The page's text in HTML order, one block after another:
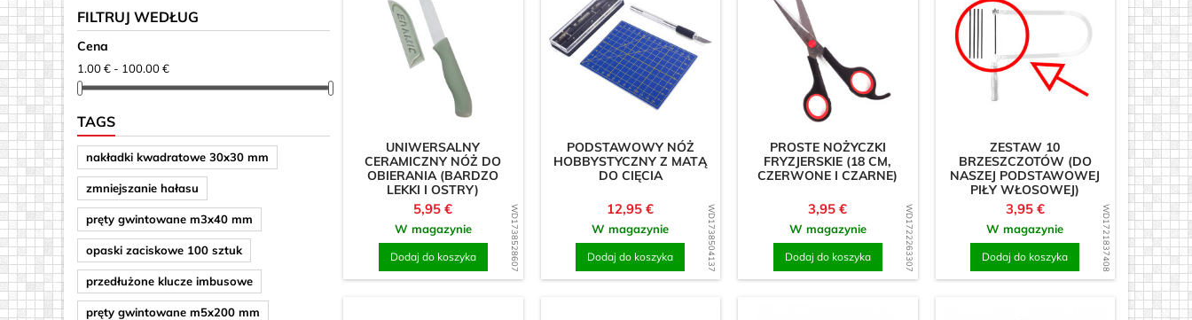
Materiał arkuszowy 3 mm
Materiał arkuszowy 8 mm
Strzałki
Magnesy
Haczyki magnetyczne
Kwadrat/Prostokąt
FILTRUJ WEDŁUG
Cena
1.00 € - 100.00 €
TAGS
nakładki kwadratowe 30x30 mm
zmniejszanie hałasu
pręty gwintowane m3x40 mm
opaski zaciskowe 100 sztuk
przedłużone klucze imbusowe
pręty gwintowane m5x200 mm
WD1738528607
UNIWERSALNY
CERAMICZNY NÓŻ DO
OBIERANIA (BARDZO
LEKKI I OSTRY)
Cena
5,95 €
W magazynie
Dodaj do koszyka WD1738504137
PODSTAWOWY NÓŻ
HOBBYSTYCZNY Z MATĄ
DO CIĘCIA
Cena
12,95 €
W magazynie
Dodaj do koszyka WD1722263307
PROSTE NOŻYCZKI
FRYZJERSKIE (18 CM,
CZERWONE I CZARNE)
Cena
3,95 €
W magazynie
Dodaj do koszyka WD1721837408
ZESTAW 10
BRZESZCZOTÓW (DO
NASZEJ PODSTAWOWEJ
PIŁY WŁOSOWEJ)
Cena
3,95 €
W magazynie
Dodaj do koszyka